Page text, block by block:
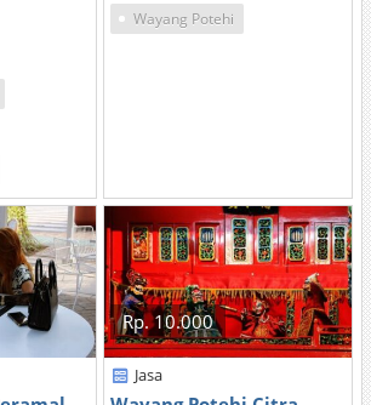
Wayang Potehi
Rp. 10.000
Jasa